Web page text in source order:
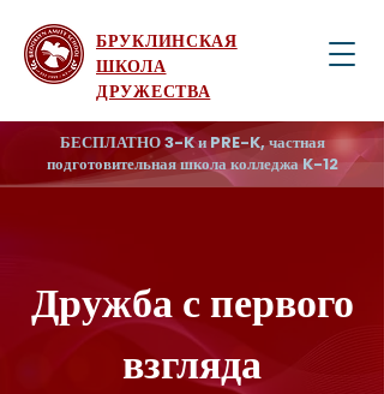
БРУКЛИНСКАЯ
ШКОЛА
ДРУЖЕСТВА
БЕСПЛАТНО 3-K и PRE-K, частная
подготовительная школа колледжа K-12
Дружба с первого
взгляда